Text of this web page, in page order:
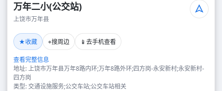
万年二小(公交站)
上饶市万年县
★收藏 ⌖搜周边 📱 去手机查看
查看完整信息
地址: 上饶市万年县万年8路内环;万年8路外环;四方岗-永安新村;永安新村-
四方岗
类型: 交通设施服务;公交车站;公交车站相关